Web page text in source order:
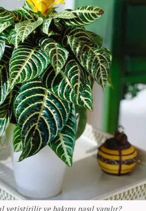
yetiştirilir ve bakımı nasıl yapılır?